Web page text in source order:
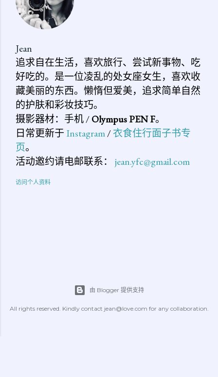
Jean
追求自在生活，喜欢旅行、尝试新事物、吃
好吃的。是一位凌乱的处女座女生，喜欢收
藏美丽的东西。懒惰但爱美，追求简单自然
的护肤和彩妆技巧。
摄影器材：手机 /Olympus PEN F。
日常更新于 Instagram/衣食住行面子书专
页。
活动邀约请电邮联系： jean.yfc@gmail.com
访问个人资料
由 Blogger 提供支持
All rights reserved. Kindly contact jean@love.com for any collaboration.